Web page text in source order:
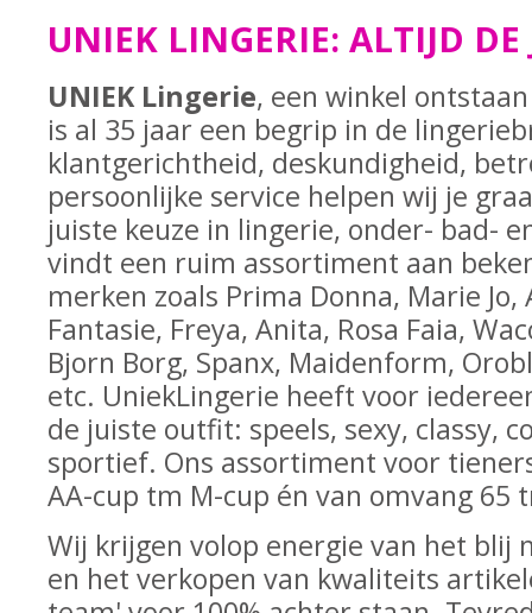
UNIEK LINGERIE: ALTIJD DE
UNIEK Lingerie, een winkel
is al 35 jaar een begrip in de
klantgerichtheid, deskundigheid,
persoonlijke service helpen wij je
juiste keuze in lingerie, onder- bad-
vindt een ruim assortiment aan
merken zoals Prima Donna, Marie Jo,
Fantasie, Freya, Anita, Rosa Faia,
Bjorn Borg, Spanx, Maidenform,
etc. UniekLingerie heeft voor
de juiste outfit: speels, sexy, classy,
sportief. Ons assortiment voor
AA-cup tm M-cup én van omvang 65
Wij krijgen volop energie van het blij
en het verkopen van kwaliteits